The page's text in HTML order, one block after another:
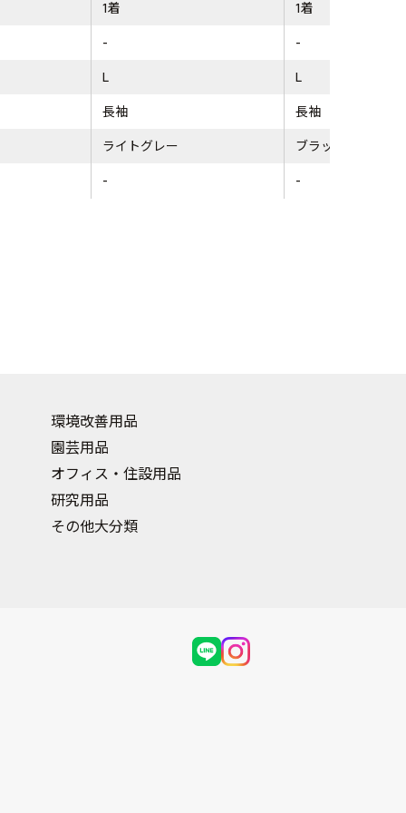
1着
1着
-
-
L
L
長袖
長袖
ライトグレー
ブラック
-
-
環境改善用品
園芸用品
オフィス・住設用品
研究用品
その他大分類